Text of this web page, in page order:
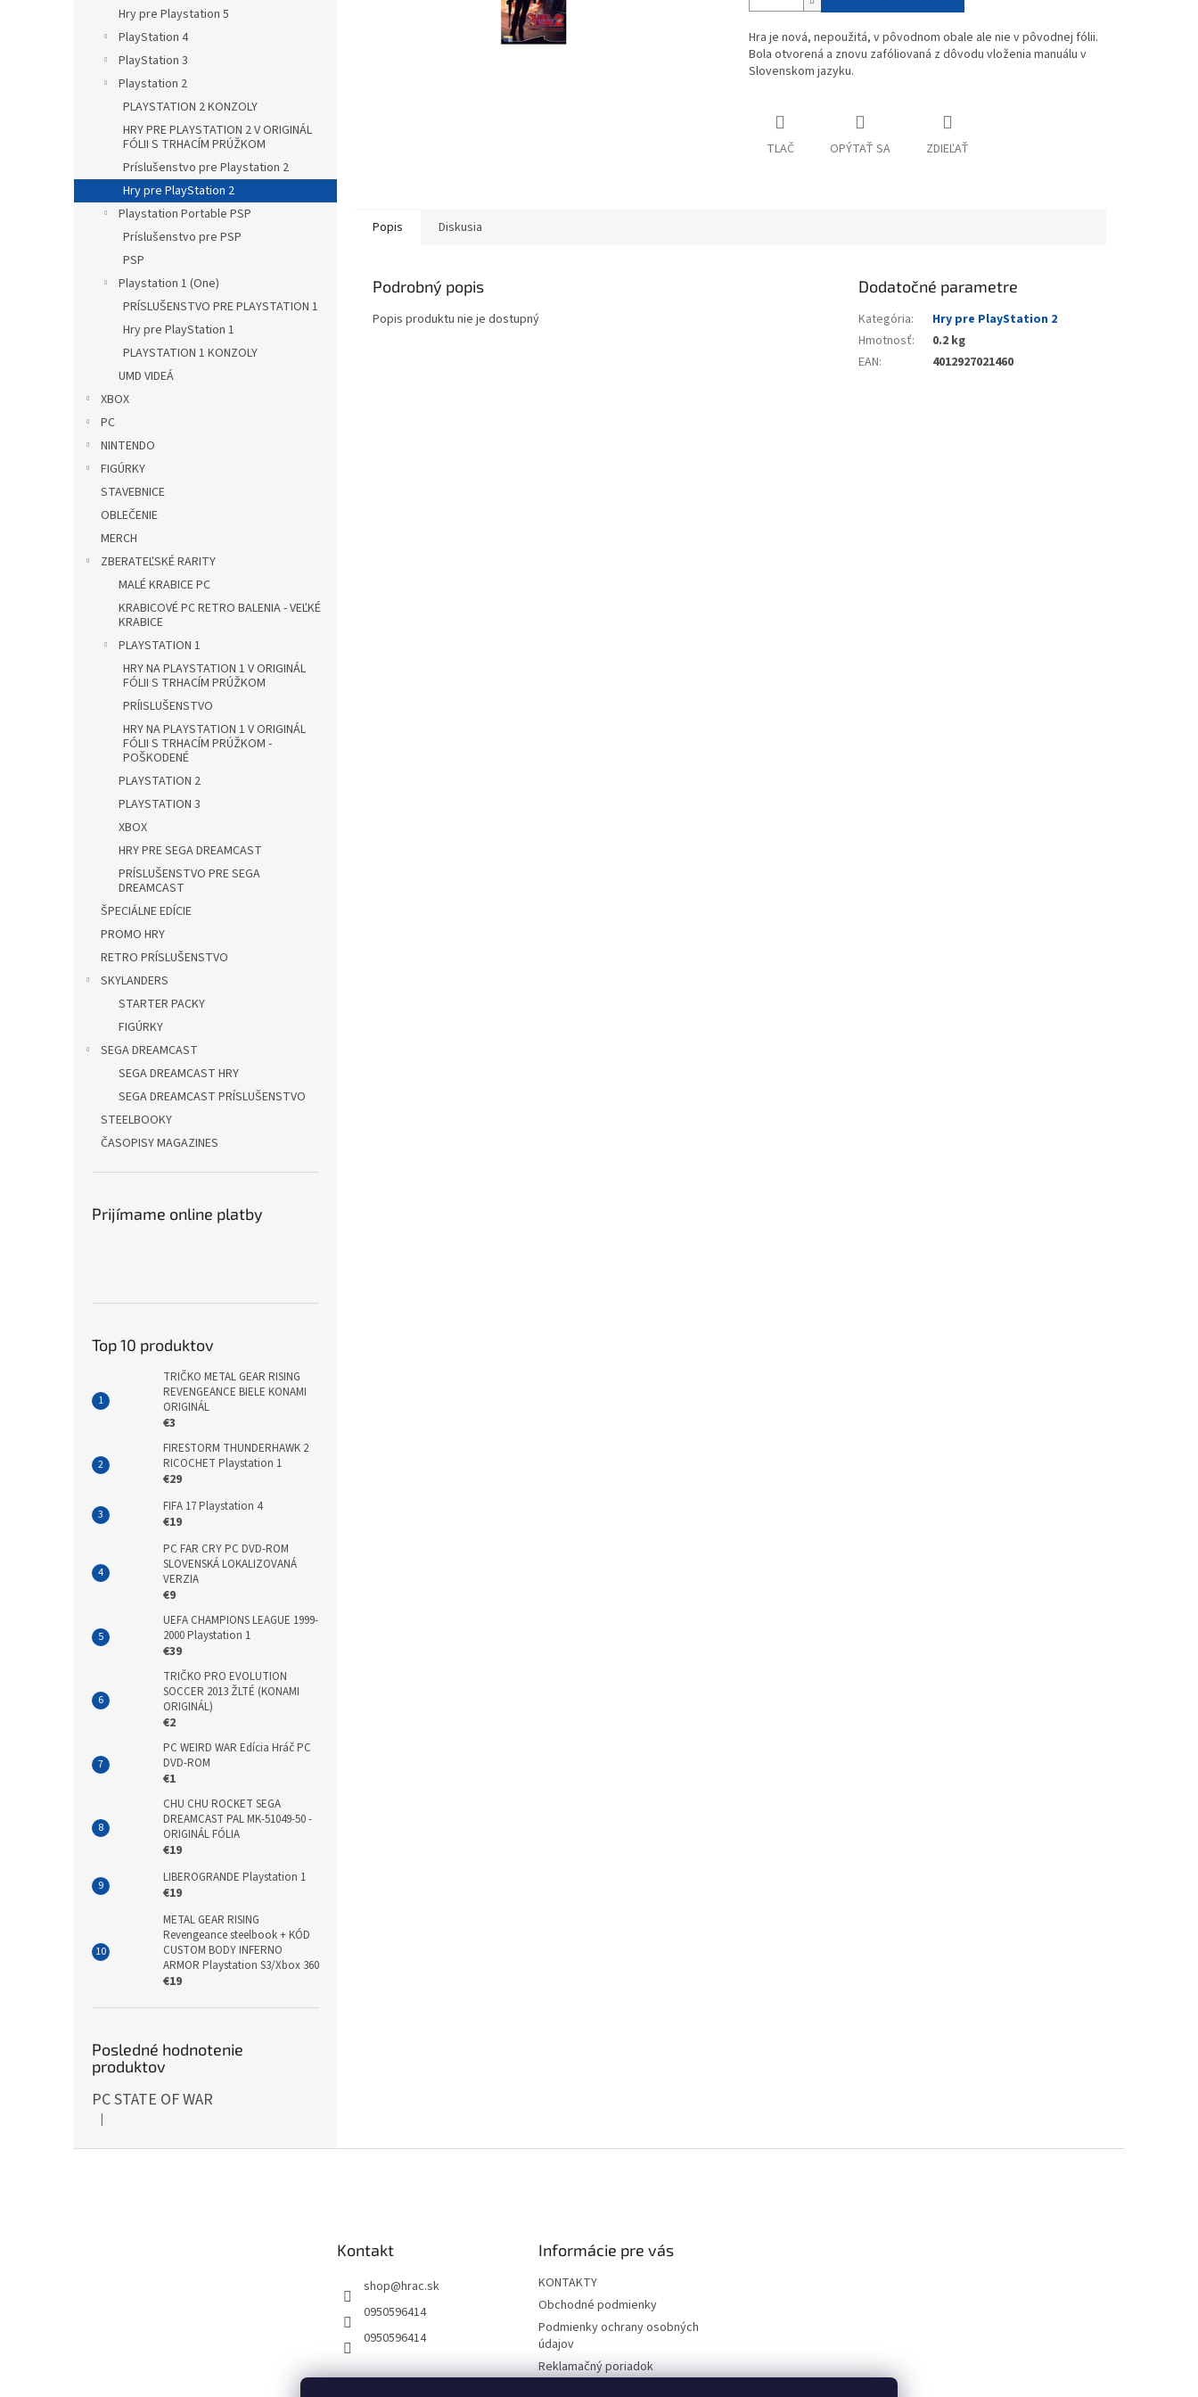
Hry pre Playstation 5
PlayStation 4
PlayStation 3
Playstation 2
PLAYSTATION 2 KONZOLY
HRY PRE PLAYSTATION 2 V ORIGINÁL
FÓLII S TRHACÍM PRÚŽKOM
Príslušenstvo pre Playstation 2
Hry pre PlayStation 2
Playstation Portable PSP
Príslušenstvo pre PSP
PSP
Playstation 1 (One)
PRÍSLUŠENSTVO PRE PLAYSTATION 1
Hry pre PlayStation 1
PLAYSTATION 1 KONZOLY
UMD VIDEÁ
XBOX
PC
NINTENDO
FIGÚRKY
STAVEBNICE
OBLEČENIE
MERCH
ZBERATEĽSKÉ RARITY
MALÉ KRABICE PC
KRABICOVÉ PC RETRO BALENIA - VEĽKÉ
KRABICE
PLAYSTATION 1
HRY NA PLAYSTATION 1 V ORIGINÁL
FÓLII S TRHACÍM PRÚŽKOM
PRÍISLUŠENSTVO
HRY NA PLAYSTATION 1 V ORIGINÁL
FÓLII S TRHACÍM PRÚŽKOM -
POŠKODENÉ
PLAYSTATION 2
PLAYSTATION 3
XBOX
HRY PRE SEGA DREAMCAST
PRÍSLUŠENSTVO PRE SEGA
DREAMCAST
ŠPECIÁLNE EDÍCIE
PROMO HRY
RETRO PRÍSLUŠENSTVO
SKYLANDERS
STARTER PACKY
FIGÚRKY
SEGA DREAMCAST
SEGA DREAMCAST HRY
SEGA DREAMCAST PRÍSLUŠENSTVO
STEELBOOKY
ČASOPISY MAGAZINES
Prijímame online platby
Top 10 produktov
TRIČKO METAL GEAR RISING
REVENGEANCE BIELE KONAMI
ORIGINÁL
€3
FIRESTORM THUNDERHAWK 2
RICOCHET Playstation 1
€29
FIFA 17 Playstation 4
€19
PC FAR CRY PC DVD-ROM
SLOVENSKÁ LOKALIZOVANÁ
VERZIA
€9
UEFA CHAMPIONS LEAGUE 1999-
2000 Playstation 1
€39
TRIČKO PRO EVOLUTION
SOCCER 2013 ŽLTÉ (KONAMI
ORIGINÁL)
€2
PC WEIRD WAR Edícia Hráč PC
DVD-ROM
€1
CHU CHU ROCKET SEGA
DREAMCAST PAL MK-51049-50 -
ORIGINÁL FÓLIA
€19
LIBEROGRANDE Playstation 1
€19
METAL GEAR RISING
Revengeance steelbook + KÓD
CUSTOM BODY INFERNO
ARMOR Playstation S3/Xbox 360
€19
Posledné hodnotenie
produktov
PC STATE OF WAR
Hodnotenie produktu je 5 z 5 hviezdičiek.
|
Hra je nová, nepoužitá, v pôvodnom obale ale nie v pôvodnej fólii.
Bola otvorená a znovu zafóliovaná z dôvodu vloženia manuálu v
Slovenskom jazyku.
TLAČ OPÝTAŤ SA ZDIEĽAŤ
Popis Diskusia
Podrobný popis
Popis produktu nie je dostupný
Dodatočné parametre
Kategória:
Hry pre PlayStation 2
Hmotnosť:
0.2 kg
EAN: 4012927021460
Kontakt
shop@hrac.sk
0950596414
0950596414
Informácie pre vás
KONTAKTY
Obchodné podmienky
Podmienky ochrany osobných
údajov
Reklamačný poriadok